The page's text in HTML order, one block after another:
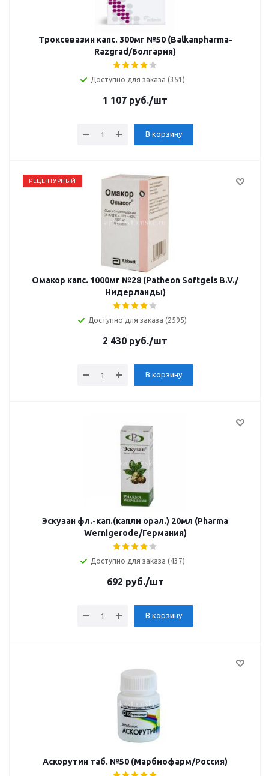
Троксевазин капс. 300мг №50 (Balkanpharma-
Razgrad/Болгария)
Доступно для заказа (351)
1 107 руб./шт
В корзину
РЕЦЕПТУРНЫЙ
Омакор капс. 1000мг №28 (Patheon Softgels B.V./
Нидерланды)
Доступно для заказа (2595)
2 430 руб./шт
В корзину
Эскузан фл.-кап.(капли орал.) 20мл (Pharma
Wernigerode/Германия)
Доступно для заказа (437)
692 руб./шт
В корзину
Аскорутин таб. №50 (Марбиофарм/Россия)